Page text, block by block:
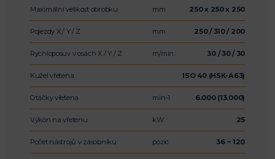
Maximální velikost obrobku mm 250 x 250 x 250
Pojezdy X / Y / Z mm 250 / 310 / 200
Rychloposuv v osách X / Y / Z m/min. 30 / 30 / 30
Kužel vřetena ISO 40 (HSK-A63)
Otáčky vřetena min-1 6.000 (13.000)
Výkon na vřetenu kW 25
Počet nástrojů v zásobníku pozic 36 ~ 120